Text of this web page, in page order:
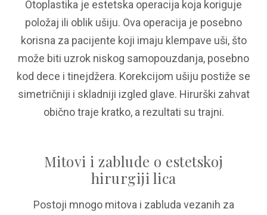
Otoplastika je estetska operacija koja koriguje
položaj ili oblik ušiju. Ova operacija je posebno
korisna za pacijente koji imaju klempave uši, što
može biti uzrok niskog samopouzdanja, posebno
kod dece i tinejdžera. Korekcijom ušiju postiže se
simetričniji i skladniji izgled glave. Hirurški zahvat
obično traje kratko, a rezultati su trajni.
Mitovi i zablude o estetskoj
hirurgiji lica
Postoji mnogo mitova i zabluda vezanih za